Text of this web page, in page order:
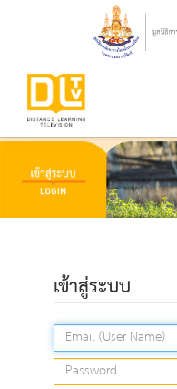
เข้าสู่ระบบ